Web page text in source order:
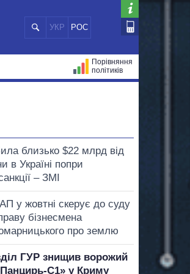
УКР РОС
Порівняння
політиків
близько $22 млрд від
в Україні попри
– ЗМІ
у жовтні скерує до суду
бізнесмена
про землю
ГУР знищив ворожий
С1» у Криму